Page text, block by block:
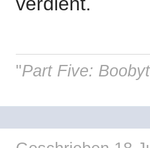
"Part Five: